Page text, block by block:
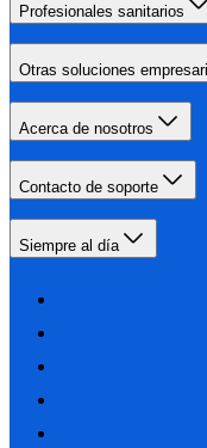
Profesionales sanitarios
Otras soluciones
Acerca de nosotros
Contacto de soporte
Siempre al día